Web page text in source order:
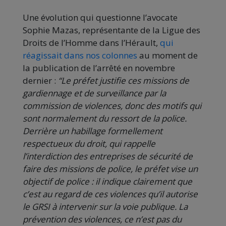
Une évolution qui questionne l’avocate
Sophie Mazas, représentante de la Ligue des
Droits de l’Homme dans l’Hérault, qui
réagissait dans nos colonnes au moment de
la publication de l’arrêté en novembre
dernier : “Le préfet justifie ces missions de
gardiennage et de surveillance par la
commission de violences, donc des motifs qui
sont normalement du ressort de la police.
Derrière un habillage formellement
respectueux du droit, qui rappelle
l’interdiction des entreprises de sécurité de
faire des missions de police, le préfet vise un
objectif de police : il indique clairement que
c’est au regard de ces violences qu’il autorise
le GRSI à intervenir sur la voie publique. La
prévention des violences, ce n’est pas du